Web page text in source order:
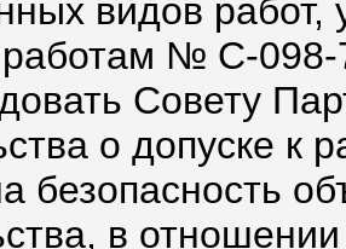
видов работ,
работам № С-
Совету
о допуске к
безопасность
в